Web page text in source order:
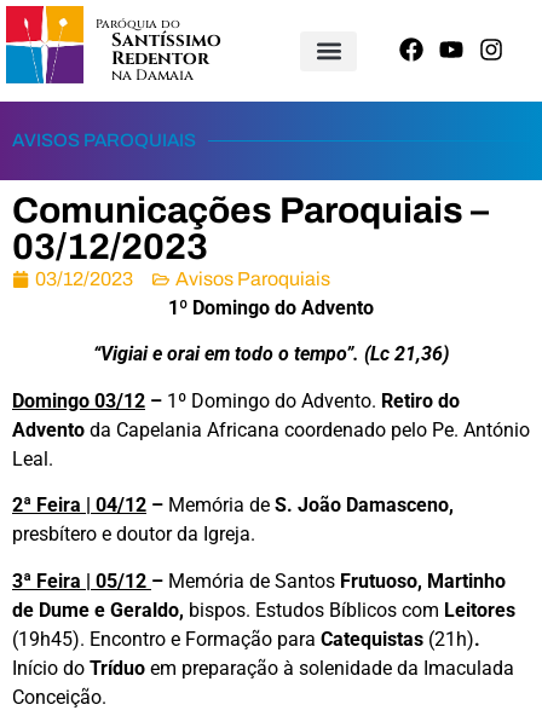
Paróquia do
Santíssimo
Redentor
na Damaia
AVISOS PAROQUIAIS
Comunicações Paroquiais –
03/12/2023
03/12/2023 Avisos Paroquiais
1º Domingo do Advento
“Vigiai e orai em todo o tempo”. (Lc 21,36)
Domingo 03/12 – 1º Domingo do Advento. Retiro do
Advento da Capelania Africana coordenado pelo Pe. António
Leal.
2ª Feira | 04/12 – Memória de S. João Damasceno,
presbítero e doutor da Igreja.
3ª Feira | 05/12 – Memória de Santos Frutuoso, Martinho
de Dume e Geraldo, bispos. Estudos Bíblicos com Leitores
(19h45). Encontro e Formação para Catequistas (21h).
Início do Tríduo em preparação à solenidade da Imaculada
Conceição.